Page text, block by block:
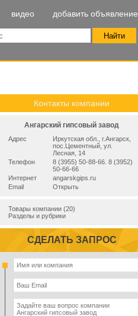
видео добавить объявление
Контакты компании
Ангарский гипсовый завод
Адрес
Иркутская обл., г.Ангарск,
пос.Цементный, ул.
Лесная, 14
Телефон
8 (3955) 50-88-66. 8 (3952)
50-66-66
Интернет
angarskgips.ru
Email
Открыть
Товары компании (20)
Разделы и рубрики
СДЕЛАТЬ ЗАПРОС